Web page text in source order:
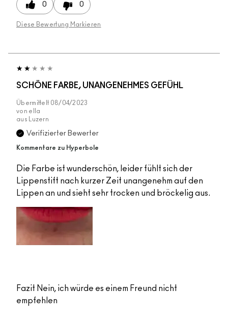
0 0
Diese Bewertung Markieren
SCHÖNE FARBE, UNANGENEHMES GEFÜHL
Übermittelt 08/04/2023
von ella
aus
Luzern
Verifizierter Bewerter
Kommentare zu Hyperbole
Die Farbe ist wunderschön, leider fühlt sich der
Lippenstift nach kurzer Zeit unangenehm auf den
Lippen an und sieht sehr trocken und bröckelig aus.
Fazit Nein, ich würde es einem Freund nicht
empfehlen